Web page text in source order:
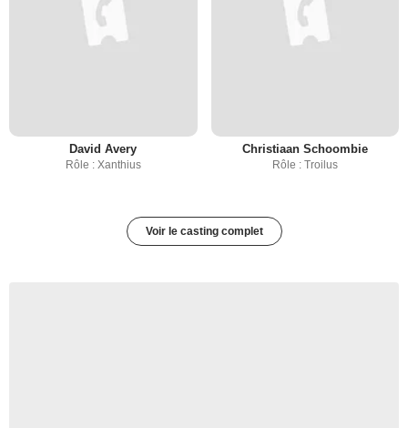
David Avery
Rôle : Xanthius
Christiaan Schoombie
Rôle : Troilus
Voir le casting complet